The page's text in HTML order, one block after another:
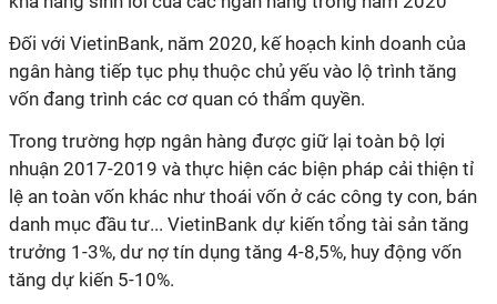
Đối với VietinBank, năm 2020, kế hoạch kinh doanh của
ngân hàng tiếp tục phụ thuộc chủ yếu vào lộ trình tăng
vốn đang trình các cơ quan có thẩm quyền.
Trong trường hợp ngân hàng được giữ lại toàn bộ lợi
nhuận 2017-2019 và thực hiện các biện pháp cải thiện tỉ
lệ an toàn vốn khác như thoái vốn ở các công ty con, bán
danh mục đầu tư... VietinBank dự kiến tổng tài sản tăng
trưởng 1-3%, dư nợ tín dụng tăng 4-8,5%, huy động vốn
tăng dự kiến 5-10%.